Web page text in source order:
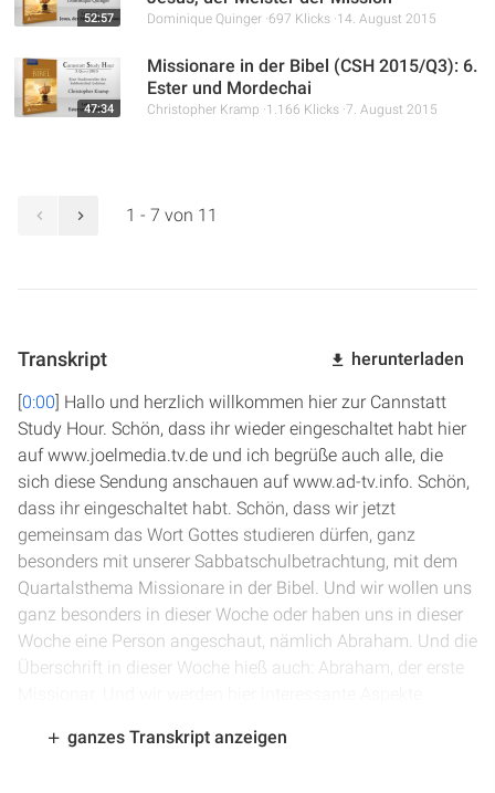
52:57 Dominique Quinger 697 Klicks 14. August 2015
47:34
Missionare in der Bibel (CSH 2015/Q3): 6.
Ester und Mordechai
Christopher Kramp 1.166 Klicks 7. August 2015
1 - 7 von 11
Transkript herunterladen
[0:00] Hallo und herzlich willkommen hier zur Cannstatt
Study Hour. Schön, dass ihr wieder eingeschaltet habt hier
auf www.joelmedia.tv.de und ich begrüße auch alle, die
sich diese Sendung anschauen auf www.ad-tv.info. Schön,
dass ihr eingeschaltet habt. Schön, dass wir jetzt
gemeinsam das Wort Gottes studieren dürfen, ganz
besonders mit unserer Sabbatschulbetrachtung, mit dem
Quartalsthema Missionare in der Bibel. Und wir wollen uns
ganz besonders in dieser Woche oder haben uns in dieser
Woche eine Person angeschaut, nämlich Abraham. Und die
Überschrift in dieser Woche hieß auch: Abraham, der erste
wie Gott durch Abraham in missionarischen Tätigkeiten,
ganzes Transkript anzeigen